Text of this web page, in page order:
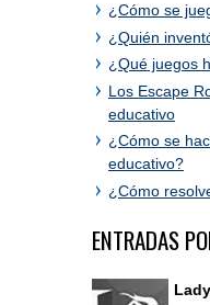
¿Cómo se
¿Quién
¿Qué juegos
Los Escape
educativo
¿Cómo se
educativo?
¿Cómo
ENTRADAS